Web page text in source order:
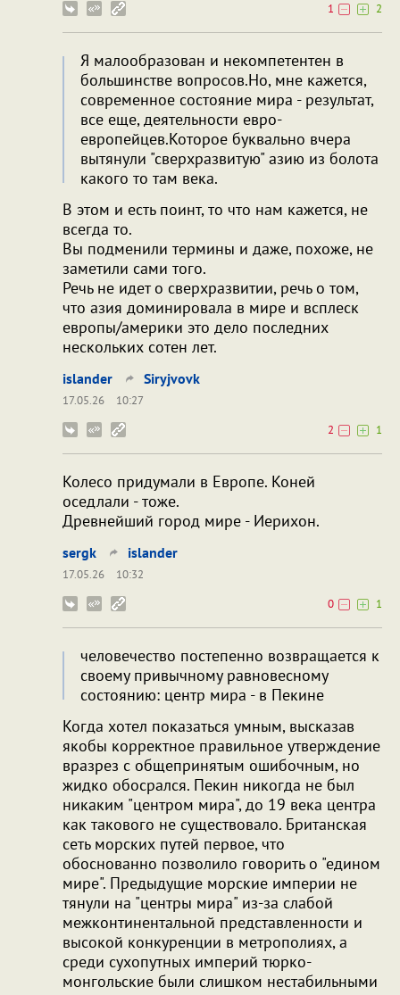
1
2
Я малообразован и некомпетентен в
большинстве вопросов.Но, мне кажется,
современное состояние мира - результат,
все еще, деятельности евро-
европейцев.Которое буквально вчера
вытянули "сверхразвитую" азию из болота
какого то там века.
В этом и есть поинт, то что нам кажется, не
всегда то.
Вы подменили термины и даже, похоже, не
заметили сами того.
Речь не идет о сверхразвитии, речь о том,
что азия доминировала в мире и всплеск
европы/америки это дело последних
нескольких сотен лет.
islander Siryjvovk
17.05.26
10:27
2
1
Колесо придумали в Европе. Коней
оседлали - тоже.
Древнейший город мире - Иерихон.
sergk islander
17.05.26
10:32
0
1
человечество постепенно возвращается к
своему привычному равновесному
состоянию: центр мира - в Пекине
Когда хотел показаться умным, высказав
якобы корректное правильное утверждение
вразрез с общепринятым ошибочным, но
жидко обосрался. Пекин никогда не был
никаким "центром мира", до 19 века центра
как такового не существовало. Британская
сеть морских путей первое, что
обоснованно позволило говорить о "едином
мире". Предыдущие морские империи не
тянули на "центры мира" из-за слабой
межконтинентальной представленности и
высокой конкуренции в метрополиях, а
среди сухопутных империй тюрко-
монгольские были слишком нестабильными